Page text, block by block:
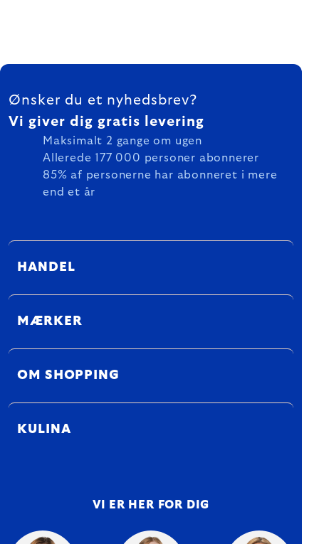
FOOTER
Ønsker du et nyhedsbrev?
Vi giver dig gratis levering
Maksimalt 2 gange om ugen
Allerede 177 000 personer abonnerer
85% af personerne har abonneret i mere
end et år
HANDEL
MÆRKER
OM SHOPPING
KULINA
VI ER HER FOR DIG